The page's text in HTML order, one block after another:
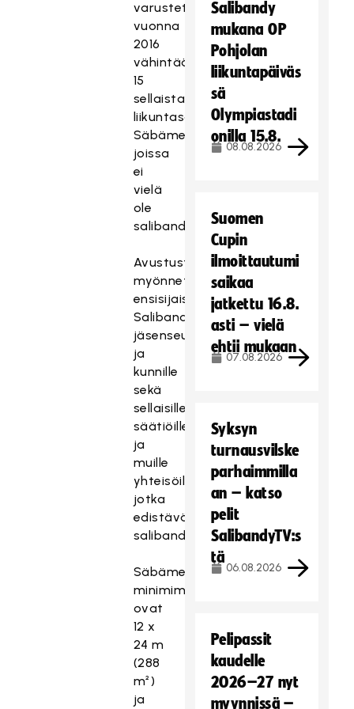
varustettua
vuonna
2016
vähintään
15
sellaista
liikuntasalia
Säbämestarikaukalolla,
joissa
ei
vielä
ole
salibandykaukaloa.
Avustusta
myönnetään
ensisijaisesti
Salibandyliiton
jäsenseuroille
ja
kunnille
sekä
sellaisille
säätiöille
ja
muille
yhteisöille,
jotka
edistävät
salibandytoimintaa.
Säbämestarikaukalon
minimimitat
ovat
12 x
24 m
(288
m²)
ja
Salibandy
mukana OP
Pohjolan
liikuntapäiväs
sä
Olympiastadi
onilla 15.8.
08.08.2026
Suomen
Cupin
ilmoittautumi
saikaa
jatkettu 16.8.
asti – vielä
ehtii mukaan
07.08.2026
Syksyn
turnausvilske
parhaimmilla
an – katso
pelit
SalibandyTV:s
tä
06.08.2026
Pelipassit
kaudelle
2026–27 nyt
myynnissä –